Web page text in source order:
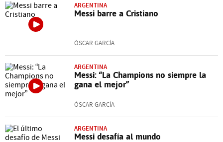
ARGENTINA
Messi barre a Cristiano
ÓSCAR GARCÍA
ARGENTINA
Messi: “La Champions no siempre la
gana el mejor”
ÓSCAR GARCÍA
ARGENTINA
Messi desafía al mundo